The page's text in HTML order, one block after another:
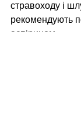
стравоходу і
рекомендують
аспірином.